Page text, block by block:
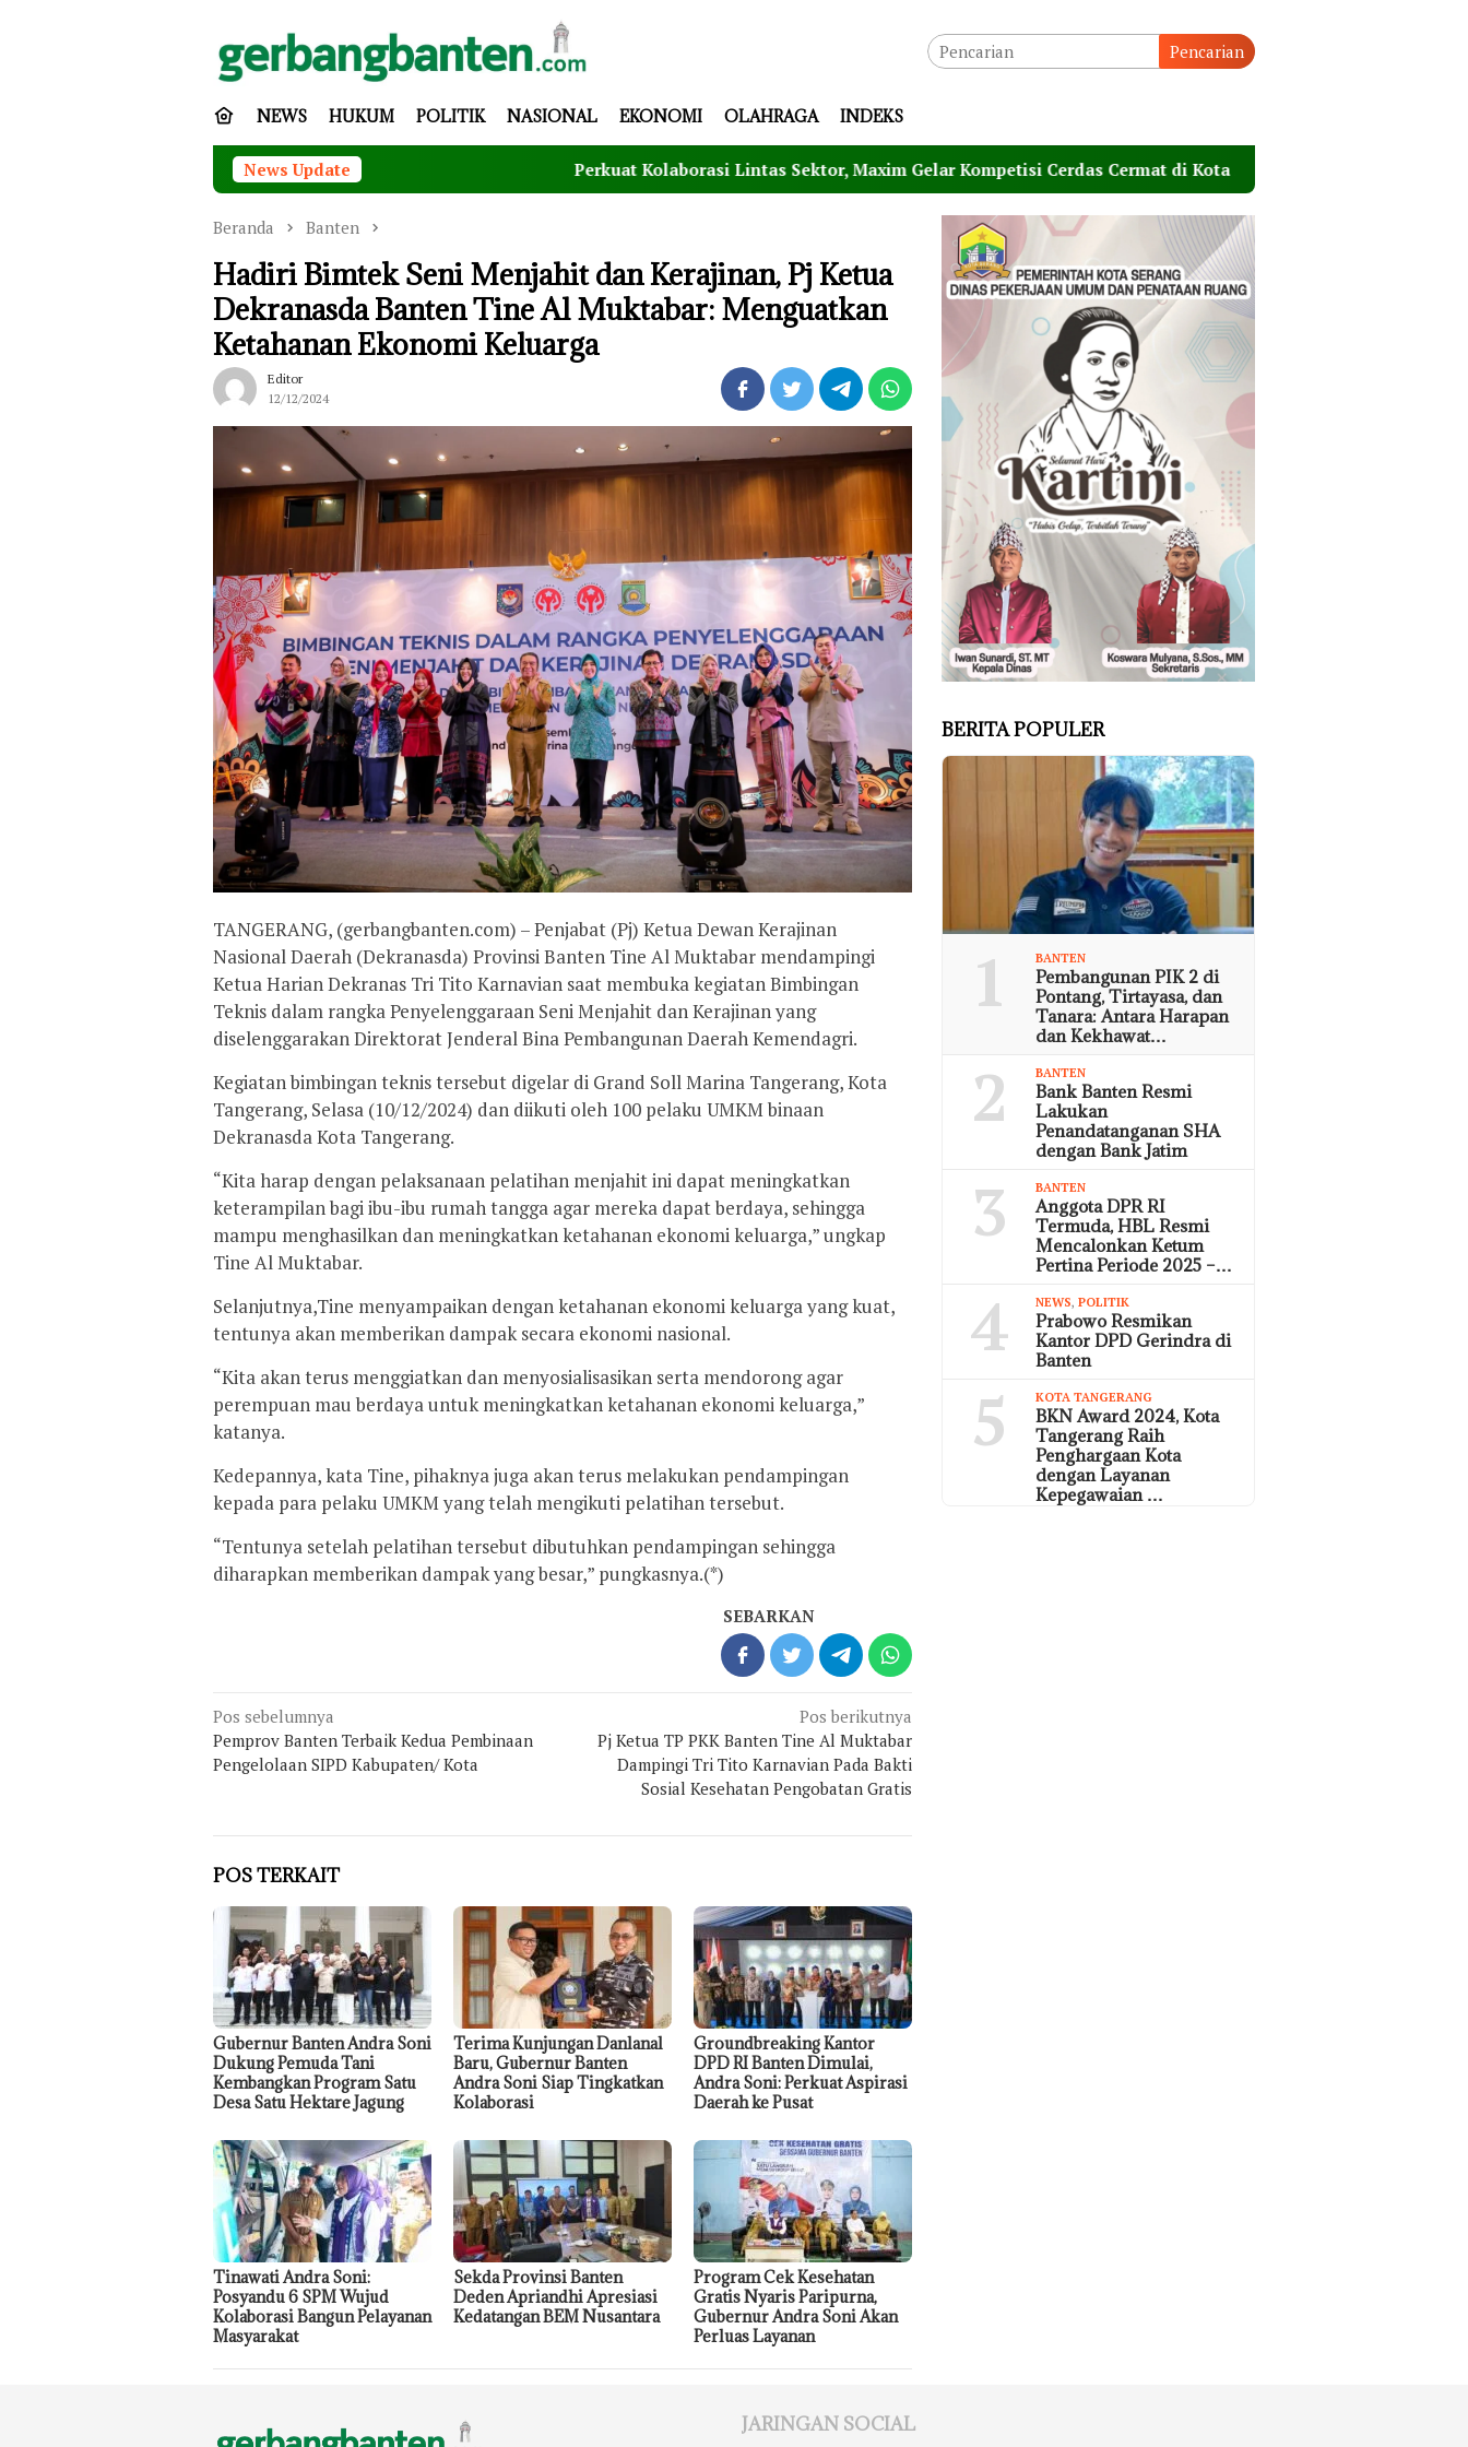
Pencarian
NEWS HUKUM POLITIK NASIONAL EKONOMI OLAHRAGA INDEKS
News Update Perkuat Kolaborasi Lintas Sektor, Maxim Gelar Kompetisi Cerdas Cermat di Kota Serang
Beranda Banten
Hadiri Bimtek Seni Menjahit dan Kerajinan, Pj Ketua
Dekranasda Banten Tine Al Muktabar: Menguatkan
Ketahanan Ekonomi Keluarga
Editor
12/12/2024
TANGERANG, (gerbangbanten.com) – Penjabat (Pj) Ketua Dewan Kerajinan
Nasional Daerah (Dekranasda) Provinsi Banten Tine Al Muktabar mendampingi
Ketua Harian Dekranas Tri Tito Karnavian saat membuka kegiatan Bimbingan
Teknis dalam rangka Penyelenggaraan Seni Menjahit dan Kerajinan yang
diselenggarakan Direktorat Jenderal Bina Pembangunan Daerah Kemendagri.
Kegiatan bimbingan teknis tersebut digelar di Grand Soll Marina Tangerang, Kota
Tangerang, Selasa (10/12/2024) dan diikuti oleh 100 pelaku UMKM binaan
Dekranasda Kota Tangerang.
“Kita harap dengan pelaksanaan pelatihan menjahit ini dapat meningkatkan
keterampilan bagi ibu-ibu rumah tangga agar mereka dapat berdaya, sehingga
mampu menghasilkan dan meningkatkan ketahanan ekonomi keluarga,” ungkap
Tine Al Muktabar.
Selanjutnya,Tine menyampaikan dengan ketahanan ekonomi keluarga yang kuat,
tentunya akan memberikan dampak secara ekonomi nasional.
“Kita akan terus menggiatkan dan menyosialisasikan serta mendorong agar
perempuan mau berdaya untuk meningkatkan ketahanan ekonomi keluarga,”
katanya.
Kedepannya, kata Tine, pihaknya juga akan terus melakukan pendampingan
kepada para pelaku UMKM yang telah mengikuti pelatihan tersebut.
“Tentunya setelah pelatihan tersebut dibutuhkan pendampingan sehingga
diharapkan memberikan dampak yang besar,” pungkasnya.(*)
SEBARKAN
Navigasi
pos
Pos sebelumnya
Pemprov Banten Terbaik Kedua Pembinaan
Pengelolaan SIPD Kabupaten/ Kota
Pos berikutnya
Pj Ketua TP PKK Banten Tine Al Muktabar
Dampingi Tri Tito Karnavian Pada Bakti
Sosial Kesehatan Pengobatan Gratis
POS TERKAIT
Gubernur Banten Andra Soni
Dukung Pemuda Tani
Kembangkan Program Satu
Desa Satu Hektare Jagung
Terima Kunjungan Danlanal
Baru, Gubernur Banten
Andra Soni Siap Tingkatkan
Kolaborasi
Groundbreaking Kantor
DPD RI Banten Dimulai,
Andra Soni: Perkuat Aspirasi
Daerah ke Pusat
Tinawati Andra Soni:
Posyandu 6 SPM Wujud
Kolaborasi Bangun Pelayanan
Masyarakat
Sekda Provinsi Banten
Deden Apriandhi Apresiasi
Kedatangan BEM Nusantara
Program Cek Kesehatan
Gratis Nyaris Paripurna,
Gubernur Andra Soni Akan
Perluas Layanan
BERITA POPULER
1 BANTEN
Pembangunan PIK 2 di
Pontang, Tirtayasa, dan
Tanara: Antara Harapan
dan Kekhawat…
2 BANTEN
Bank Banten Resmi
Lakukan
Penandatanganan SHA
dengan Bank Jatim
3 BANTEN
Anggota DPR RI
Termuda, HBL Resmi
Mencalonkan Ketum
Pertina Periode 2025 –…
4 NEWS,POLITIK
Prabowo Resmikan
Kantor DPD Gerindra di
Banten
5 KOTA TANGERANG
BKN Award 2024, Kota
Tangerang Raih
Penghargaan Kota
dengan Layanan
Kepegawaian …
JARINGAN SOCIAL